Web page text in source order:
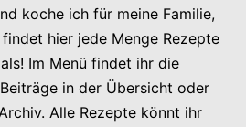
koche ich für meine Familie,
hier jede Menge Rezepte
Im Menü findet ihr die
in der Übersicht oder
Alle Rezepte könnt ihr